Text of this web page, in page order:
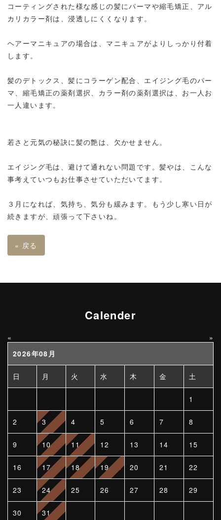
コーティングされた様な感じの髪にパーマや縮毛矯正、アル
カリカラー剤は、浸透しにくくなります。
ヘアーマニキュアの場合は、マニキュアがよりしっかり付着
します。
髪のデトックス、髪にコラーゲン配合、エイジング毛のパー
マ、縮毛矯正の薬剤選択、カラー剤の薬剤選択は、お一人お
一人違います。
若さと元気の秘訣に髪の艶は、欠かせません。
エイジング毛は、避けて通れない問題です。髪やは、こんな
事考えていつもお仕事させていただいてます。
３月になれば、気持ち、気分も緩みます。もう少し寒い日が
続きますが、頑張って下さいね。
« 戻る
Calender
«
»
2026年08月
日 月 火 水 木 金 土
1
2 3 4 5 6 7 8
9 10 11 12 13 14 15
16 17 18 19 20 21 22
23 24 25 26 27 28 29
30 31